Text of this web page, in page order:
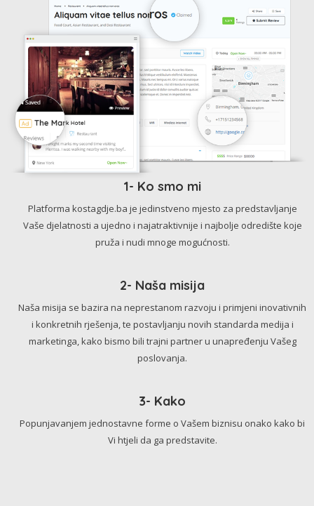
1- Ko smo mi
Platforma kostagdje.ba je jedinstveno mjesto za predstavljanje
Vaše djelatnosti a ujedno i najatraktivnije i najbolje odredište koje
pruža i nudi mnoge mogućnosti.
2- Naša misija
Naša misija se bazira na neprestanom razvoju i primjeni inovativnih
i konkretnih rješenja, te postavljanju novih standarda medija i
marketinga, kako bismo bili trajni partner u unapređenju Vašeg
poslovanja.
3- Kako
Popunjavanjem jednostavne forme o Vašem biznisu onako kako bi
Vi htjeli da ga predstavite.